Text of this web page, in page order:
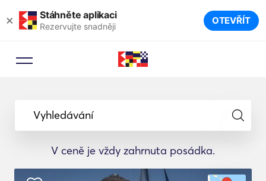
× Stáhněte aplikaci
Rezervujte snadněji OTEVŘÍT
Vyhledávání
V ceně je vždy zahrnuta posádka.